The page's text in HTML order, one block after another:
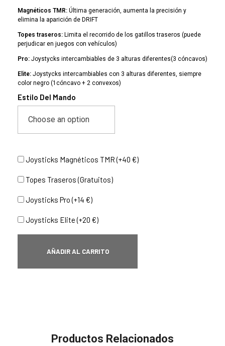
Magnéticos TMR: Última generación, aumenta la precisión y
elimina la aparición de DRIFT
Topes traseros: Limita el recorrido de los gatillos traseros (puede
perjudicar en juegos con vehículos)
Pro: Joystycks intercambiables de 3 alturas diferentes(3 cóncavos)
Elite: Joystycks intercambiables con 3 alturas diferentes, siempre
color negro (1cóncavo + 2 convexos)
Estilo Del Mando
Joysticks Magnéticos TMR (+40 €)
Topes Traseros (Gratuitos)
Joysticks Pro (+14 €)
Joysticks Elite (+20 €)
AÑADIR AL CARRITO
Productos Relacionados